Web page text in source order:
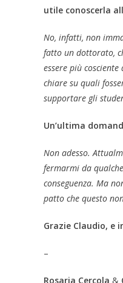
utile conoscerla
No, infatti, non
fatto un dottorato,
essere più
chiare su quali
supportare gli
Un’ultima
Non adesso.
fermarmi da
conseguenza. Ma
patto che questo
Grazie Claudio, e
–
Rosaria Cercola &